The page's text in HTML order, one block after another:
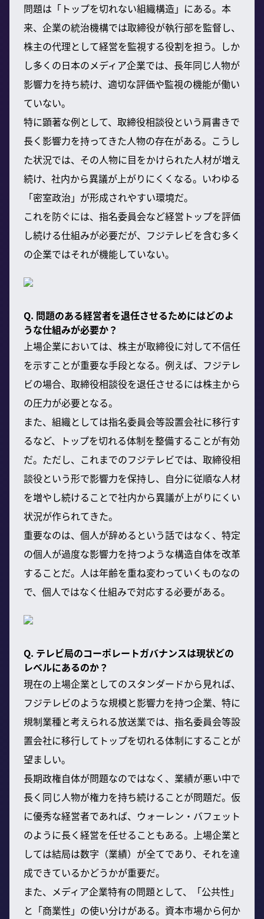
問題は「トップを切れない組織構造」にある。本
来、企業の統治機構では取締役が執行部を監督し、
株主の代理として経営を監視する役割を担う。しか
し多くの日本のメディア企業では、長年同じ人物が
影響力を持ち続け、適切な評価や監視の機能が働い
ていない。
特に顕著な例として、取締役相談役という肩書きで
長く影響力を持ってきた人物の存在がある。こうし
た状況では、その人物に目をかけられた人材が増え
続け、社内から異議が上がりにくくなる。いわゆる
「密室政治」が形成されやすい環境だ。
これを防ぐには、指名委員会など経営トップを評価
し続ける仕組みが必要だが、フジテレビを含む多く
の企業ではそれが機能していない。
Q. 問題のある経営者を退任させるためにはどのよ
うな仕組みが必要か？
上場企業においては、株主が取締役に対して不信任
を示すことが重要な手段となる。例えば、フジテレ
ビの場合、取締役相談役を退任させるには株主から
の圧力が必要となる。
また、組織としては指名委員会等設置会社に移行す
るなど、トップを切れる体制を整備することが有効
だ。ただし、これまでのフジテレビでは、取締役相
談役という形で影響力を保持し、自分に従順な人材
を増やし続けることで社内から異議が上がりにくい
状況が作られてきた。
重要なのは、個人が辞めるという話ではなく、特定
の個人が過度な影響力を持つような構造自体を改革
することだ。人は年齢を重ね変わっていくものなの
で、個人ではなく仕組みで対応する必要がある。
Q. テレビ局のコーポレートガバナンスは現状どの
レベルにあるのか？
現在の上場企業としてのスタンダードから見れば、
フジテレビのような規模と影響力を持つ企業、特に
規制業種と考えられる放送業では、指名委員会等設
置会社に移行してトップを切れる体制にすることが
望ましい。
長期政権自体が問題なのではなく、業績が悪い中で
長く同じ人物が権力を持ち続けることが問題だ。仮
に優秀な経営者であれば、ウォーレン・バフェット
のように長く経営を任せることもある。上場企業と
しては結局は数字（業績）が全てであり、それを達
成できているかどうかが重要だ。
また、メディア企業特有の問題として、「公共性」
と「商業性」の使い分けがある。資本市場から何か